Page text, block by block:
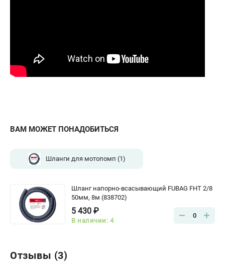
ВАМ МОЖЕТ ПОНАДОБИТЬСЯ
Шланги для мотопомп (1)
Шланг напорно-всасывающий FUBAG FHT 2/8
50мм, 8м (838702)
5 430 ₽
В наличии: 4
0
Отзывы (3)